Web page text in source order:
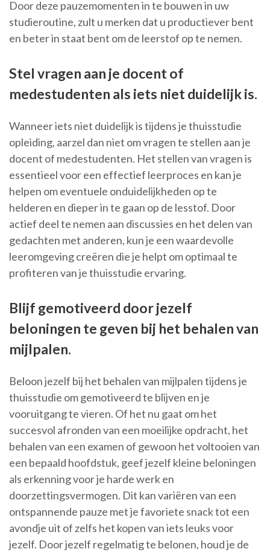
Door deze pauzemomenten in te bouwen in uw
studieroutine, zult u merken dat u productiever bent
en beter in staat bent om de leerstof op te nemen.
Stel vragen aan je docent of
medestudenten als iets niet duidelijk is.
Wanneer iets niet duidelijk is tijdens je thuisstudie
opleiding, aarzel dan niet om vragen te stellen aan je
docent of medestudenten. Het stellen van vragen is
essentieel voor een effectief leerproces en kan je
helpen om eventuele onduidelijkheden op te
helderen en dieper in te gaan op de lesstof. Door
actief deel te nemen aan discussies en het delen van
gedachten met anderen, kun je een waardevolle
leeromgeving creëren die je helpt om optimaal te
profiteren van je thuisstudie ervaring.
Blijf gemotiveerd door jezelf
beloningen te geven bij het behalen van
mijlpalen.
Beloon jezelf bij het behalen van mijlpalen tijdens je
thuisstudie om gemotiveerd te blijven en je
vooruitgang te vieren. Of het nu gaat om het
succesvol afronden van een moeilijke opdracht, het
behalen van een examen of gewoon het voltooien van
een bepaald hoofdstuk, geef jezelf kleine beloningen
als erkenning voor je harde werk en
doorzettingsvermogen. Dit kan variëren van een
ontspannende pauze met je favoriete snack tot een
avondje uit of zelfs het kopen van iets leuks voor
jezelf. Door jezelf regelmatig te belonen, houd je de